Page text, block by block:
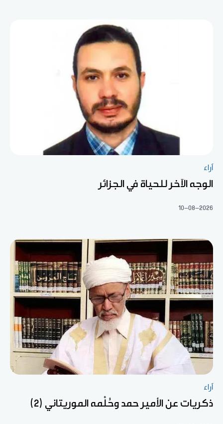
آراء
الوجه الآخر للحياة في الجزائر
10-08-2026
آراء
ذكريات عن الأمير حمد وحُلْمه الموريتاني (2)